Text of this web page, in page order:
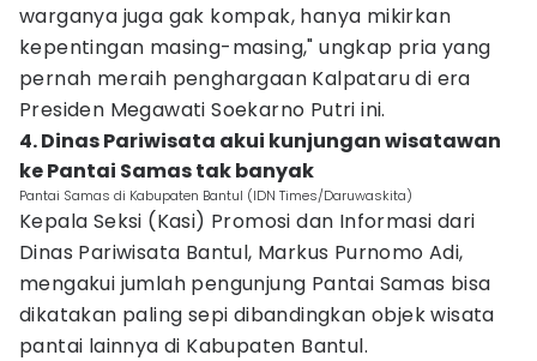
warganya juga gak kompak, hanya mikirkan
kepentingan masing-masing," ungkap pria yang
pernah meraih penghargaan Kalpataru di era
Presiden Megawati Soekarno Putri ini.
4. Dinas Pariwisata akui kunjungan wisatawan
ke Pantai Samas tak banyak‎
Pantai Samas di Kabupaten Bantul (IDN Times/Daruwaskita)
Kepala Seksi (Kasi) Promosi dan Informasi dari
Dinas Pariwisata Bantul, Markus Purnomo Adi,
mengakui jumlah pengunjung Pantai Samas bisa
dikatakan paling sepi dibandingkan objek wisata
pantai lainnya di Kabupaten Bantul.